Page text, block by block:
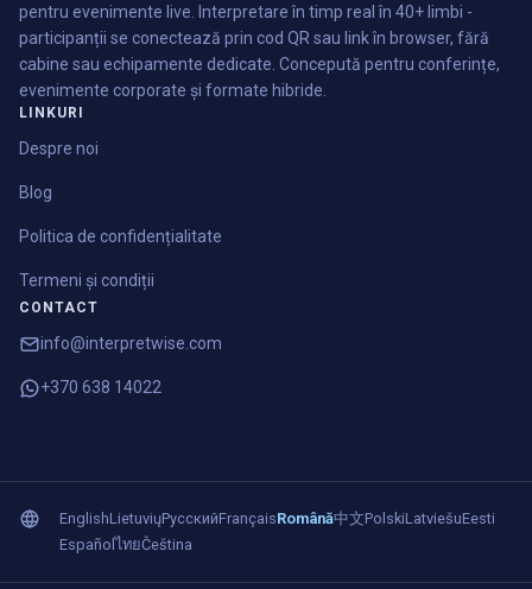
pentru evenimente live. Interpretare în timp real în 40+ limbi -
participanții se conectează prin cod QR sau link în browser, fără
cabine sau echipamente dedicate. Concepută pentru conferințe,
evenimente corporate și formate hibride.
LINKURI
Despre noi
Blog
Politica de confidențialitate
Termeni și condiții
CONTACT
info@interpretwise.com
+370 638 14022
EnglishLietuviųРусскийFrançaisRomână中文PolskiLatviešuEesti
EspañolไทยČeština